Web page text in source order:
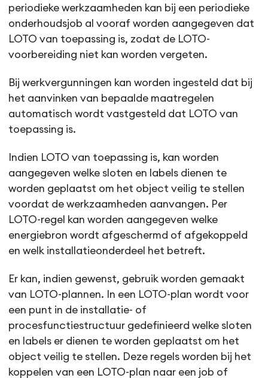
periodieke werkzaamheden kan bij een periodieke
onderhoudsjob al vooraf worden aangegeven dat
LOTO van toepassing is, zodat de LOTO-
voorbereiding niet kan worden vergeten.
Bij werkvergunningen kan worden ingesteld dat bij
het aanvinken van bepaalde maatregelen
automatisch wordt vastgesteld dat LOTO van
toepassing is.
Indien LOTO van toepassing is, kan worden
aangegeven welke sloten en labels dienen te
worden geplaatst om het object veilig te stellen
voordat de werkzaamheden aanvangen. Per
LOTO-regel kan worden aangegeven welke
energiebron wordt afgeschermd of afgekoppeld
en welk installatieonderdeel het betreft.
Er kan, indien gewenst, gebruik worden gemaakt
van LOTO-plannen. In een LOTO-plan wordt voor
een punt in de installatie- of
procesfunctiestructuur gedefinieerd welke sloten
en labels er dienen te worden geplaatst om het
object veilig te stellen. Deze regels worden bij het
koppelen van een LOTO-plan naar een job of